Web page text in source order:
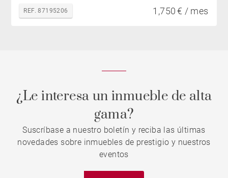
REF. 87195206 1,750 € / mes
¿Le interesa un inmueble de alta
gama?
Suscríbase a nuestro boletín y reciba las últimas
novedades sobre inmuebles de prestigio y nuestros
eventos